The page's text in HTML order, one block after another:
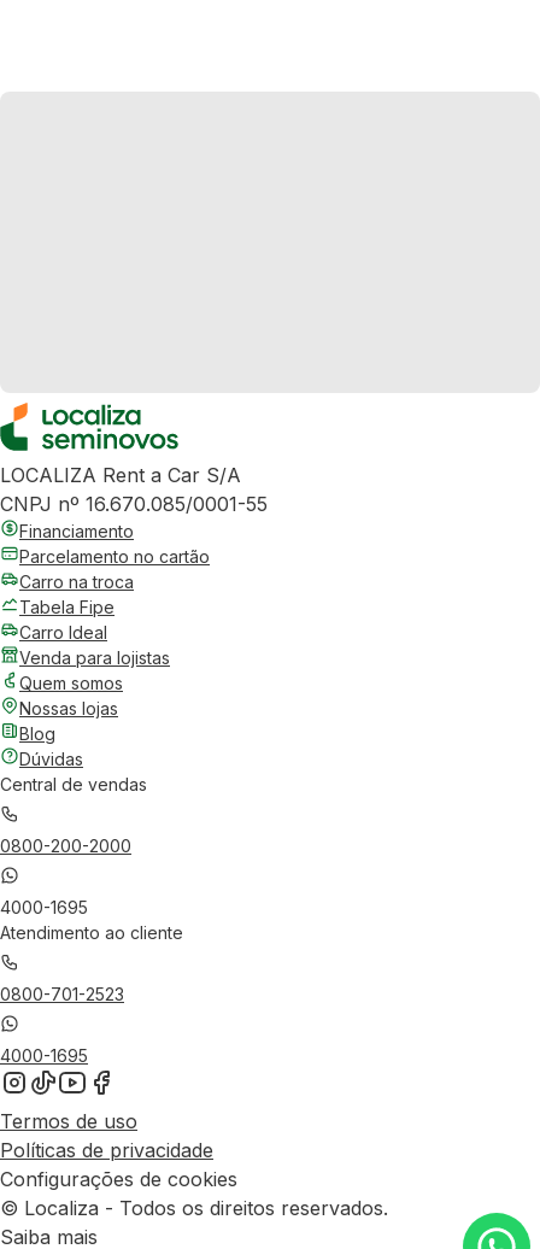
LOCALIZA Rent a Car S/A
CNPJ nº 16.670.085/0001-55
Financiamento
Parcelamento no cartão
Carro na troca
Tabela Fipe
Carro Ideal
Venda para lojistas
Quem somos
Nossas lojas
Blog
Dúvidas
Central de vendas
0800-200-2000
4000-1695
Atendimento ao cliente
0800-701-2523
4000-1695
Termos de uso
Políticas de privacidade
Configurações de cookies
© Localiza - Todos os direitos reservados.
Saiba mais